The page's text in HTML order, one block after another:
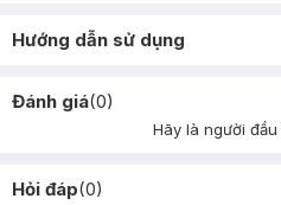
Hướng dẫn sử dụng
Đánh giá(0)
Hãy là người
Hỏi đáp(0)